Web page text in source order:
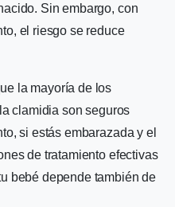
Sin embargo, con
el riesgo se reduce
la mayoría de los
clamidia son seguros
si estás embarazada y el
de tratamiento efectivas
bebé depende también de